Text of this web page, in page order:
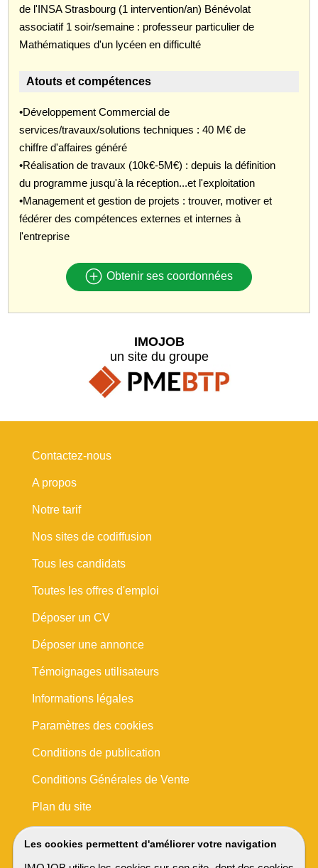
de l'INSA Strasbourg (1 intervention/an) Bénévolat
associatif 1 soir/semaine : professeur particulier de
Mathématiques d'un lycéen en difficulté
Atouts et compétences
•Développement Commercial de
services/travaux/solutions techniques : 40 M€ de
chiffre d'affaires généré
•Réalisation de travaux (10k€-5M€) : depuis la définition
du programme jusqu'à la réception...et l'exploitation
•Management et gestion de projets : trouver, motiver et
fédérer des compétences externes et internes à
l'entreprise
Obtenir ses coordonnées
Les cookies permettent d'améliorer votre navigation
IMOJOB
un site du groupe
Contactez-nous
A propos
Notre tarif
Nos sites de codiffusion
Tous les candidats
Toutes les offres d'emploi
Déposer un CV
Déposer une annonce
Témoignages utilisateurs
Informations légales
Paramètres des cookies
Conditions de publication
Conditions Générales de Vente
Plan du site